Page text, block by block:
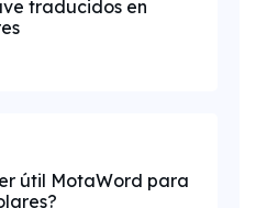
traducidos en
útil MotaWord para